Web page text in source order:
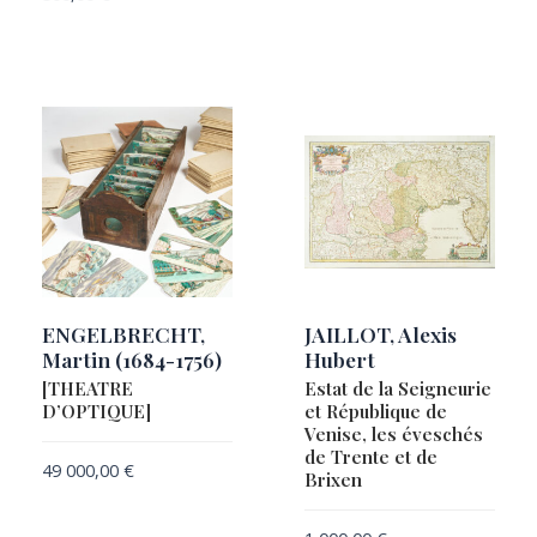
SANSON, Guillaume
SANSON, Nicolas I
SCHEDEL, Hartmann
SCHERER, Heinrich
SCHMETTAU, Samuel Graf von
SEUTTER, Matthäus
SIMMONS, William Henry
SONNENSTERN, Maximilian von
TANNER, Henry Schenck
ENGELBRECHT,
Martin (1684-1756)
[THEATRE
D’OPTIQUE]
49 000,00 €
JAILLOT, Alexis
Hubert
Estat de la Seigneurie
et République de
Venise, les éveschés
de Trente et de
Brixen